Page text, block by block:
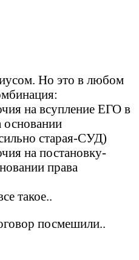
Но это в любом
на всупление ЕГО в
основании
старая-СУД)
на постановку-
права
такое..
посмешили..